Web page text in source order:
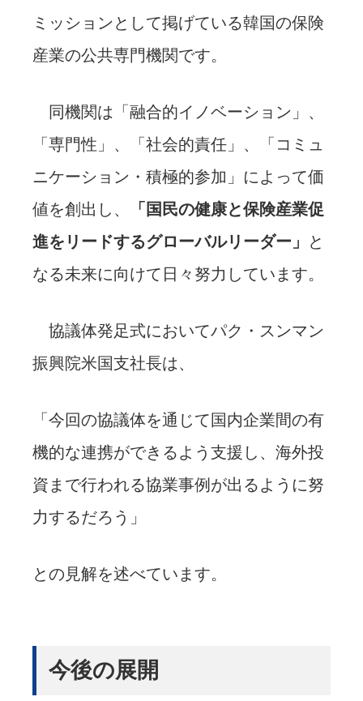
ミッションとして掲げている韓国の保険
産業の公共専門機関です。
同機関は「融合的イノベーション」、
「専門性」、「社会的責任」、「コミュ
ニケーション・積極的参加」によって価
値を創出し、
「国民の健康と保険産業促
進をリードするグローバルリーダー」
と
なる未来に向けて日々努力しています。
協議体発足式においてパク・スンマン
振興院米国支社長は、
「今回の協議体を通じて国内企業間の有
機的な連携ができるよう支援し、海外投
資まで行われる協業事例が出るように努
力するだろう」
との見解を述べています。
今後の展開